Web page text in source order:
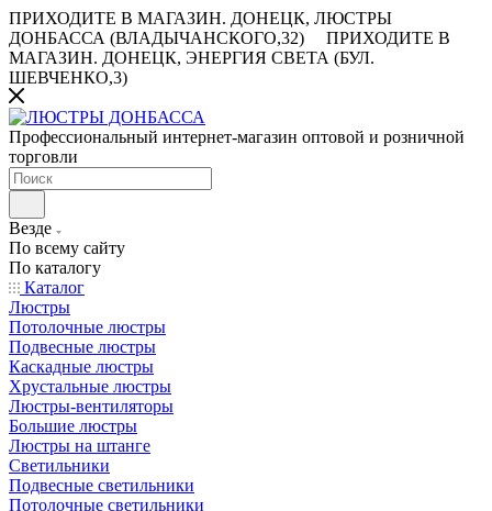
ПРИХОДИТЕ В МАГАЗИН. ДОНЕЦК, ЛЮСТРЫ
ДОНБАССА (ВЛАДЫЧАНСКОГО,32)
ПРИХОДИТЕ В
МАГАЗИН. ДОНЕЦК, ЭНЕРГИЯ СВЕТА (БУЛ.
ШЕВЧЕНКО,3)
Профессиональный интернет-магазин оптовой и розничной
торговли
Везде
По всему сайту
По каталогу
Каталог
Люстры
Потолочные люстры
Подвесные люстры
Каскадные люстры
Хрустальные люстры
Люстры-вентиляторы
Большие люстры
Люстры на штанге
Светильники
Подвесные светильники
Потолочные светильники